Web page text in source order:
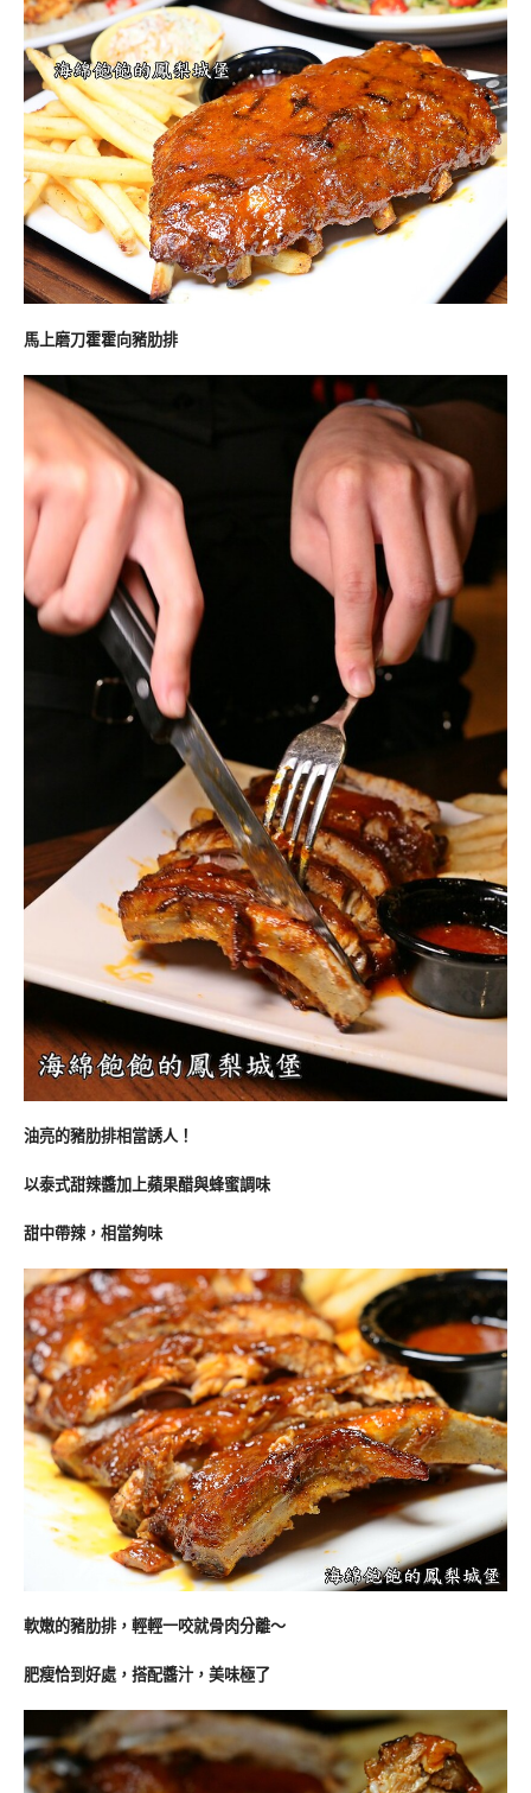
馬上磨刀霍霍向豬肋排
油亮的豬肋排相當誘人！
以泰式甜辣醬加上蘋果醋與蜂蜜調味
甜中帶辣，相當夠味
軟嫩的豬肋排，輕輕一咬就骨肉分離～
肥瘦恰到好處，搭配醬汁，美味極了